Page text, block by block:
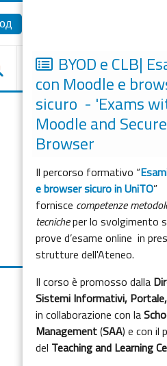
Блоки
BYOD e CLB|
con Moodle e
sicuro - 'Exams
Moodle and Secure
Browser
Il percorso formativo “
e browser sicuro in UniTO”
fornisce competenze
tecnicheper lo svolgimento
prove d’esame online in
strutture dell'Ateneo.
Il corso è promosso dalla
Sistemi Informativi,
in collaborazione con la
Management(SAA) e con il
del Teaching and Learning